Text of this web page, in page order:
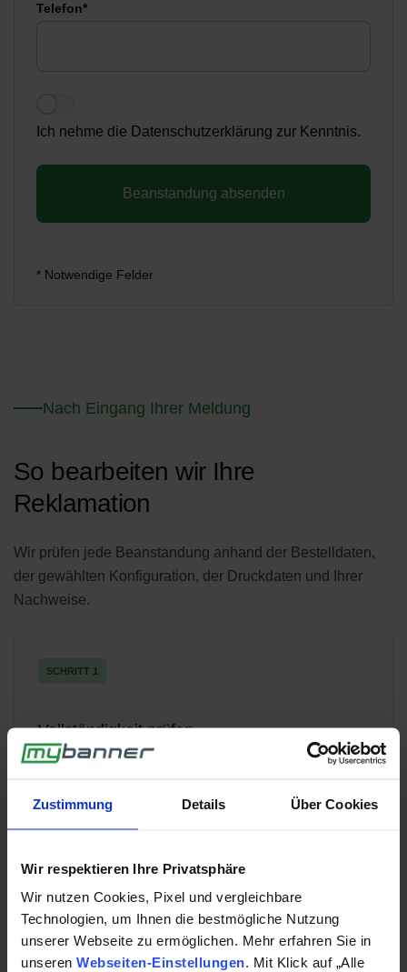
Zustimmung Details Über Cookies
Wir respektieren Ihre Privatsphäre
Wir nutzen Cookies, Pixel und vergleichbare
Technologien, um Ihnen die bestmögliche Nutzung
unserer Webseite zu ermöglichen. Mehr erfahren Sie in
unseren Webseiten-Einstellungen. Mit Klick auf „Alle
Telefon*
Ich nehme die Datenschutzerklärung zur Kenntnis.
Beanstandung absenden
* Notwendige Felder
Nach Eingang Ihrer Meldung
So bearbeiten wir Ihre
Reklamation
Wir prüfen jede Beanstandung anhand der Bestelldaten,
der gewählten Konfiguration, der Druckdaten und Ihrer
Nachweise.
SCHRITT 1
Vollständigkeit prüfen
Fehlen Informationen, melden wir uns mit einer
Rückfrage.
SCHRITT 2